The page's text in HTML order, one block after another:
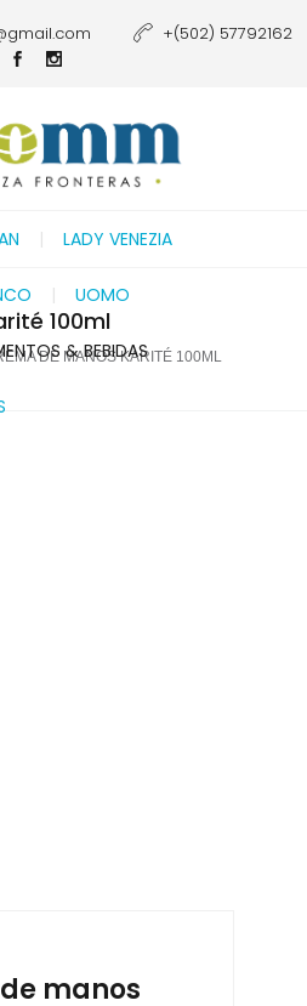
+(502) 57792162
LADY VENEZIA
UOMO
& BEBIDAS
100ml
DE MANOS KARITÉ 100ML
manos